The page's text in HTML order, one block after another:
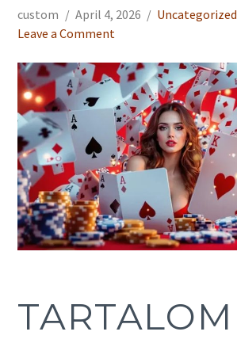
custom April 4, 2026
Uncategorized
Leave a Comment
TARTALOM